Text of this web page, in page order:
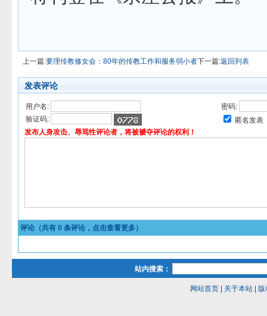
上一篇:要理传教修女会：80年的传教工作和服务弱小者下一篇:返回列表
发表评论
用户名:
密码:
验证码:
匿名发表
发布人身攻击、辱骂性评论者，将被褫夺评论的权利！
评论（共有 0 条评论，点击查看更多）
站内搜索：
网站首页| 关于本站| 版